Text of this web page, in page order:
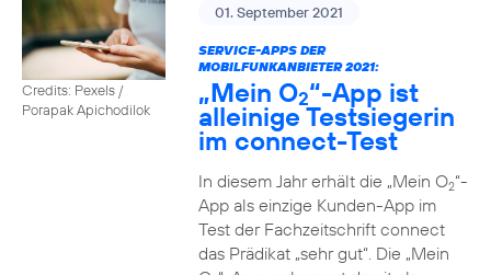
Credits: Pexels /
Porapak Apichodilok
01. September 2021
SERVICE-APPS DER
MOBILFUNKANBIETER 2021:
„Mein O2“-App ist
alleinige Testsiegerin
im connect-Test
In diesem Jahr erhält die „Mein O2“-
App als einzige Kunden-App im
Test der Fachzeitschrift connect
das Prädikat „sehr gut“. Die „Mein